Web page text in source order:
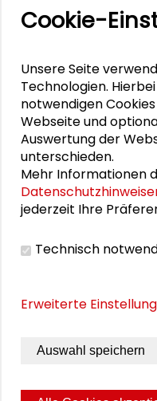
Bildende Kunst mit
bei Professor
Main und
minütige
NACHT UND IHRE
Grimme-Preis
Grundlage für
DEUTSCHE VOLK
Berlinale 2025
seines
Stipendium der
Sein Film “Das
gezeigt;
Cookie-
Unsere Seite
Technologien.
notwendigen
Webseite und
Auswertung der
unterschieden.
Mehr Informationen
jederzeit Ihre
Technisch
Erweiterte
Auswahl speichern